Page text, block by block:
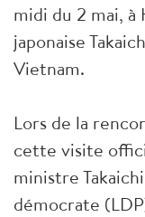
midi du 2 mai,
japonaise
Vietnam.
Lors de la
cette visite
ministre
démocrate